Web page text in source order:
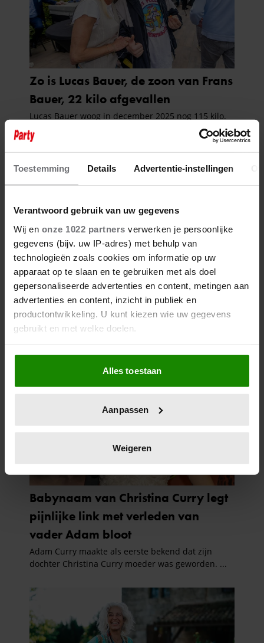
Toestemming Details Advertentie-instellingen
Verantwoord gebruik van uw gegevens
Wij en onze 1022 partners verwerken je persoonlijke
gegevens (bijv. uw IP-adres) met behulp van
technologieën zoals cookies om informatie op uw
apparaat op te slaan en te gebruiken met als doel
gepersonaliseerde advertenties en content, metingen aan
advertenties en content, inzicht in publiek en
productontwikkeling. U kunt kiezen wie uw gegevens
gebruikt en met welke doelen.
Als u het toestaat, willen we ook graag:
Informatie verzamelen over uw geografische
locatie, die tot een paar meter nauwkeurig kan zijn
scannen op specifieke eigenschappen (fingerprinting)
verwerkt en stel uw voorkeuren in het
intrekken in de Cookieverklaring.
We gebruiken cookies om content en advertenties te
personaliseren, om functies voor social media te bieden
en om ons websiteverkeer te analyseren. Ook delen we
partners voor social media, adverteren en analyse. Deze
informatie die u aan ze heeft verstrekt of die ze hebben
verzameld op basis van uw gebruik van hun services. U
gaat akkoord met onze cookies als u onze website blijft
gebruiken.
Alles toestaan
Aanpassen
Weigeren